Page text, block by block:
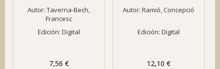
Autor:Taverna-Bech,
Francesc
Edición: Digital
7,56 €
Autor: Ramió, Concepció
Edición: Digital
12,10 €